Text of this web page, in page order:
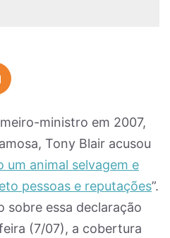
ministro em 2007,
Tony Blair acusou
um animal selvagem e
pessoas e reputações”.
sobre essa declaração
(7/07), a cobertura